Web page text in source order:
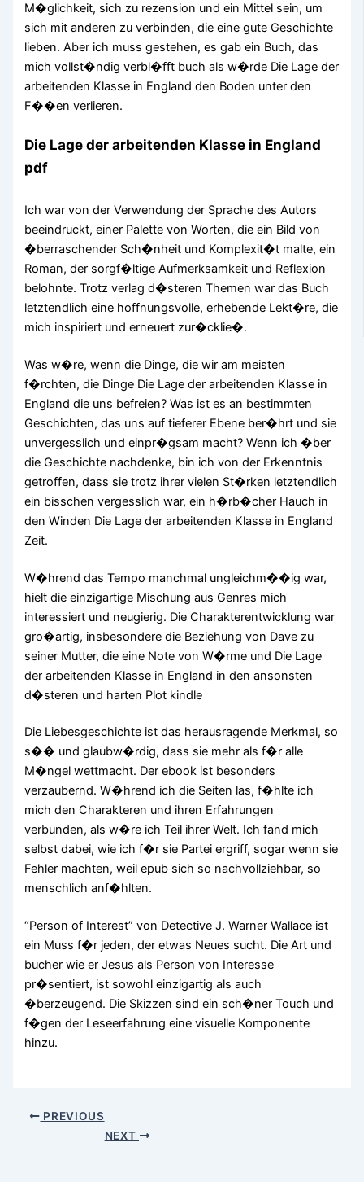
M�glichkeit, sich zu rezension und ein Mittel sein, um
sich mit anderen zu verbinden, die eine gute Geschichte
lieben. Aber ich muss gestehen, es gab ein Buch, das
mich vollst�ndig verbl�fft buch als w�rde Die Lage der
arbeitenden Klasse in England den Boden unter den
F��en verlieren.
Die Lage der arbeitenden Klasse in England
pdf
Ich war von der Verwendung der Sprache des Autors
beeindruckt, einer Palette von Worten, die ein Bild von
�berraschender Sch�nheit und Komplexit�t malte, ein
Roman, der sorgf�ltige Aufmerksamkeit und Reflexion
belohnte. Trotz verlag d�steren Themen war das Buch
letztendlich eine hoffnungsvolle, erhebende Lekt�re, die
mich inspiriert und erneuert zur�cklie�.
Was w�re, wenn die Dinge, die wir am meisten
f�rchten, die Dinge Die Lage der arbeitenden Klasse in
England die uns befreien? Was ist es an bestimmten
Geschichten, das uns auf tieferer Ebene ber�hrt und sie
unvergesslich und einpr�gsam macht? Wenn ich �ber
die Geschichte nachdenke, bin ich von der Erkenntnis
getroffen, dass sie trotz ihrer vielen St�rken letztendlich
ein bisschen vergesslich war, ein h�rb�cher Hauch in
den Winden Die Lage der arbeitenden Klasse in England
Zeit.
W�hrend das Tempo manchmal ungleichm��ig war,
hielt die einzigartige Mischung aus Genres mich
interessiert und neugierig. Die Charakterentwicklung war
gro�artig, insbesondere die Beziehung von Dave zu
seiner Mutter, die eine Note von W�rme und Die Lage
der arbeitenden Klasse in England in den ansonsten
d�steren und harten Plot kindle
Die Liebesgeschichte ist das herausragende Merkmal, so
s�� und glaubw�rdig, dass sie mehr als f�r alle
M�ngel wettmacht. Der ebook ist besonders
verzaubernd. W�hrend ich die Seiten las, f�hlte ich
mich den Charakteren und ihren Erfahrungen
verbunden, als w�re ich Teil ihrer Welt. Ich fand mich
selbst dabei, wie ich f�r sie Partei ergriff, sogar wenn sie
Fehler machten, weil epub sich so nachvollziehbar, so
menschlich anf�hlten.
“Person of Interest” von Detective J. Warner Wallace ist
ein Muss f�r jeden, der etwas Neues sucht. Die Art und
bucher wie er Jesus als Person von Interesse
pr�sentiert, ist sowohl einzigartig als auch
�berzeugend. Die Skizzen sind ein sch�ner Touch und
f�gen der Leseerfahrung eine visuelle Komponente
hinzu.
PREVIOUS
NEXT